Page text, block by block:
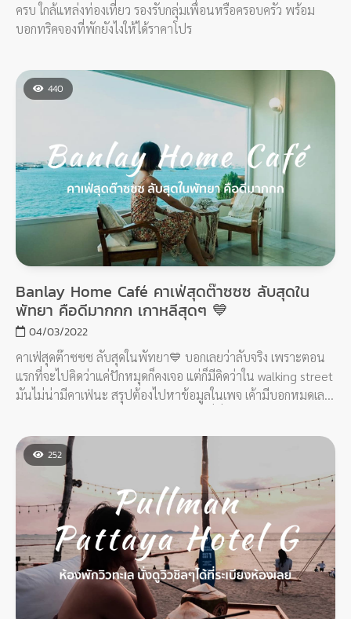
ครบ ใกล้แหล่งท่องเที่ยว รองรับกลุ่มเพื่อนหรือครอบครัว พร้อม
บอกทริคจองที่พักยังไงให้ได้ราคาโปร
440
Banlay Home Café คาเฟ่สุดต๊าซซซ ลับสุดใน
พัทยา คือดีมากกก เกาหลีสุดๆ 💙
04/03/2022
คาเฟ่สุดต๊าซซซ ลับสุดในพัทยา💙 บอกเลยว่าลับจริง เพราะตอน
แรกที่จะไปคิดว่าแค่ปักหมุดก็คงเจอ แต่ก็มีคิดว่าใน walking street
มันไม่น่ามีคาเฟ่นะ สรุปต้องไปหาข้อมูลในเพจ เค้ามีบอกหมดเลย
252